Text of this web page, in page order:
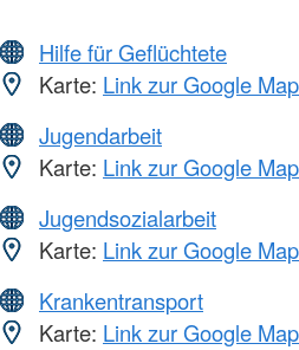
Hilfe für Geflüchtete
Karte: Link zur Google
Jugendarbeit
Karte: Link zur Google
Jugendsozialarbeit
Karte: Link zur Google
Krankentransport
Karte: Link zur Google